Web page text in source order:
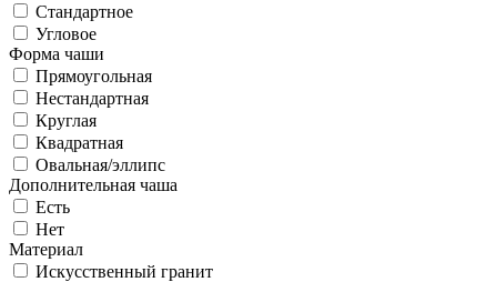
Стандартное
Угловое
Форма чаши
Прямоугольная
Нестандартная
Круглая
Квадратная
Овальная/эллипс
Дополнительная чаша
Есть
Нет
Материал
Искусственный гранит